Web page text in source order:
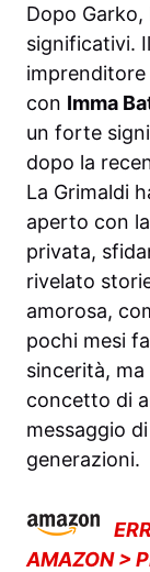
Dopo
significativi.
imprenditore
con Imma
un forte
dopo la
La Grimaldi
aperto con
privata,
rivelato
amorosa,
pochi mesi
sincerità,
concetto di
messaggio
generazioni.
AMAZON >